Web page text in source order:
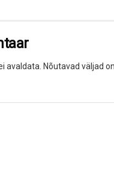
avaldata. Nõutavad väljad